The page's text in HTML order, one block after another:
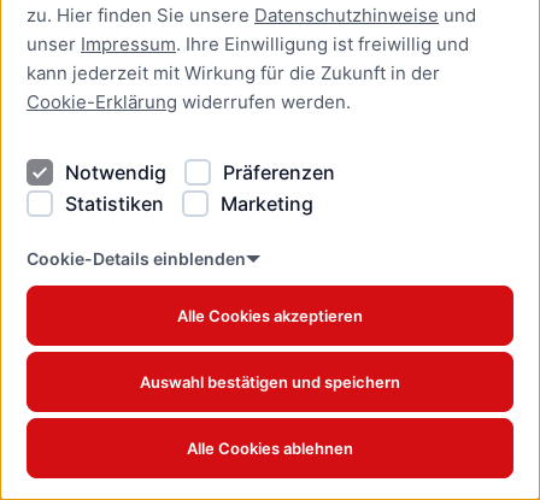
zu. Hier finden Sie unsere Datenschutzhinweise und
unser Impressum. Ihre Einwilligung ist freiwillig und
kann jederzeit mit Wirkung für die Zukunft in der
Cookie-Erklärung widerrufen werden.
Notwendig
Präferenzen
Statistiken
Marketing
Cookie-Details einblenden
Alle Cookies akzeptieren
Auswahl bestätigen und speichern
Alle Cookies ablehnen
Aufenthaltserlaubnis zur
bedingten Zulassung zum
Studium oder zum
Teilzeitstudium beantragen
Online-Dienst
Aufenthaltserlaubnis zur
Beschäftigung als Fachkraft
mit akademischer
Ausbildung beantragen
Aufenthaltserlaubnis zur
betrieblichen Aus- und
Weiterbildung verlängern
Online-Dienst
Aufenthaltserlaubnis zur